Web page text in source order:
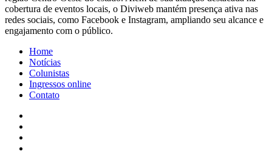
cobertura de eventos locais, o Diviweb mantém presença ativa nas
redes sociais, como Facebook e Instagram, ampliando seu alcance e
engajamento com o público.
Home
Notícias
Colunistas
Ingressos online
Contato